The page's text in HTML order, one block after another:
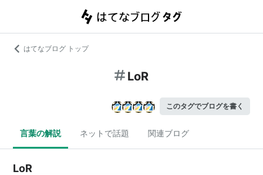
はてなブログ トップ
LoR
このタグでブログを書く
言葉の解説 ネットで話題 関連ブログ
LoR